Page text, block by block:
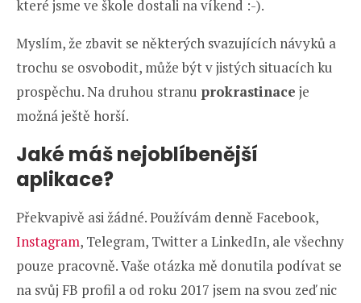
které jsme ve škole dostali na víkend :-).
Myslím, že zbavit se některých svazujících návyků a
trochu se osvobodit, může být v jistých situacích ku
prospěchu. Na druhou stranu prokrastinace je
možná ještě horší.
Jaké máš nejoblíbenější
aplikace?
Překvapivě asi žádné. Používám denně Facebook,
Instagram, Telegram, Twitter a LinkedIn, ale všechny
pouze pracovně. Vaše otázka mě donutila podívat se
na svůj FB profil a od roku 2017 jsem na svou zeď nic